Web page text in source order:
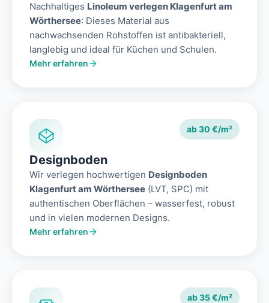
Nachhaltiges Linoleum verlegen Klagenfurt am
Wörthersee: Dieses Material aus
nachwachsenden Rohstoffen ist antibakteriell,
langlebig und ideal für Küchen und Schulen.
Mehr erfahren
ab 30 €/m²
Designboden
Wir verlegen hochwertigen Designboden
Klagenfurt am Wörthersee (LVT, SPC) mit
authentischen Oberflächen – wasserfest, robust
und in vielen modernen Designs.
Mehr erfahren
ab 35 €/m²